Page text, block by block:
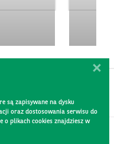
są zapisywane na dysku
oraz dostosowania serwisu do
o plikach cookies znajdziesz w